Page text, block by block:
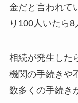
金だと言われて
り100人いたら8
相続が発生した
機関の手続きや
数多くの手続き